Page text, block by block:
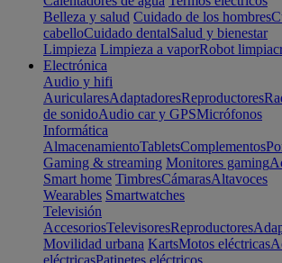
Belleza y salud Cuidado de los hombres
cabelloCuidado dentalSalud y bienestar
Limpieza Limpieza a vaporRobot
Electrónica
Audio y hifi
AuricularesAdaptadoresReproductores
de sonidoAudio car y GPSMicrófonos
Informática
AlmacenamientoTabletsComplementos
Gaming & streaming Monitores gaming
Smart home TimbresCámarasAltavoces
Wearables Smartwatches
Televisión
AccesoriosTelevisoresReproductores
Movilidad urbana KartsMotos eléctricas
eléctricasPatinetes eléctricos